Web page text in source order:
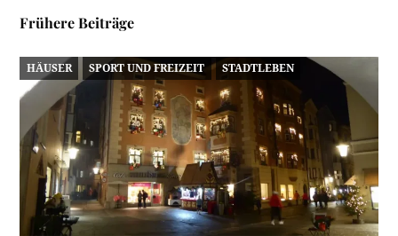
Frühere Beiträge
HÄUSER SPORT UND FREIZEIT STADTLEBEN